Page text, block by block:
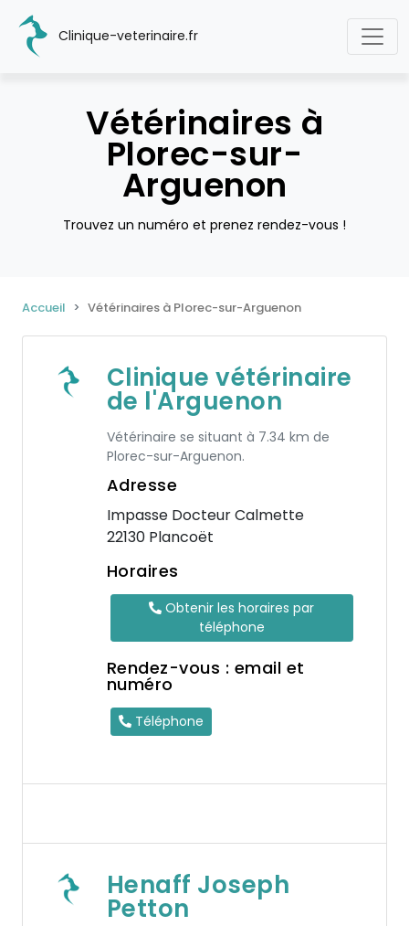
Clinique-veterinaire.fr
Vétérinaires à
Plorec-sur-
Arguenon
Trouvez un numéro et prenez rendez-vous !
Accueil Vétérinaires à Plorec-sur-Arguenon
Clinique vétérinaire
de l'Arguenon
Vétérinaire se situant à 7.34 km de
Plorec-sur-Arguenon.
Adresse
Impasse Docteur Calmette
22130 Plancoët
Horaires
Obtenir les horaires par
téléphone
Rendez-vous : email et
numéro
Téléphone
Henaff Joseph
Petton